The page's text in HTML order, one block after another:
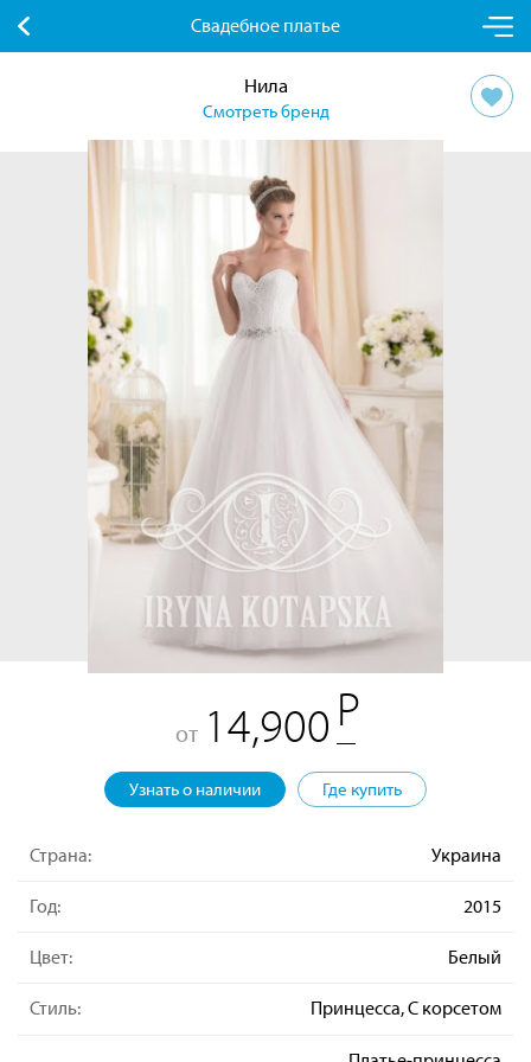
Свадебное платье
Нила
Смотреть бренд
от 14,900
Узнать о наличии Где купить
Страна: Украина
Год: 2015
Цвет: Белый
Стиль: Принцесса, С корсетом